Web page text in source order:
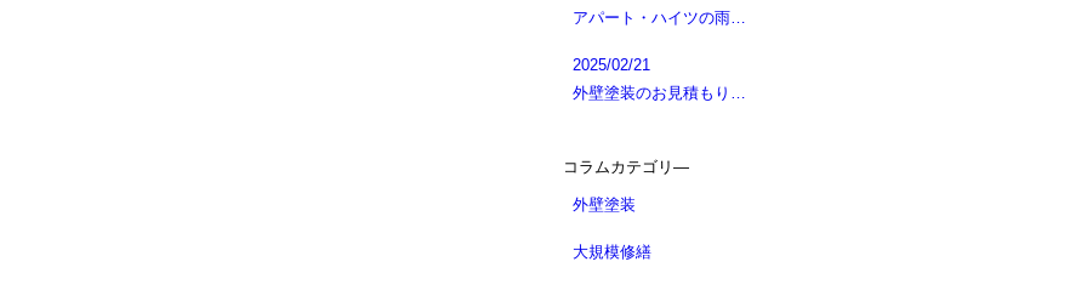
アパート・ハイツの雨…
2025/02/21
外壁塗装のお見積もり…
コラムカテゴリ―
外壁塗装
大規模修繕